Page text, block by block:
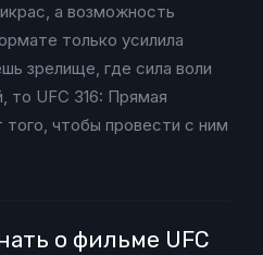
а возможность
только усилила
зрелище, где сила воли
то UFC 316: Прямая
того, чтобы провести с ним
о фильме UFC